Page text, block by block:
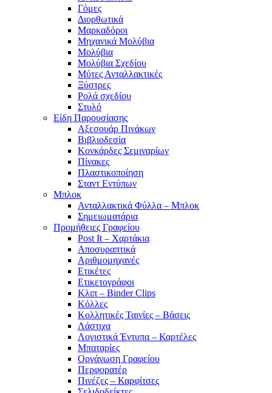
Γόμες
Διορθωτικά
Μαρκαδόροι
Μηχανικά Μολύβια
Μολύβια
Μολύβια Σχεδίου
Μύτες Ανταλλακτικές
Ξύστρες
Ρολά σχεδίου
Στυλό
Είδη Παρουσίασης
Αξεσουάρ Πινάκων
Βιβλιοδεσία
Κονκάρδες Σεμιναρίων
Πίνακες
Πλαστικοποίηση
Σταντ Εντύπων
Μπλοκ
Ανταλλακτικά Φύλλα – Μπλοκ
Σημειωματάρια
Προμήθειες Γραφείου
Post It – Χαρτάκια
Αποσυραπτικά
Αριθμομηχανές
Ετικέτες
Ετικετογράφοι
Κλιπ – Binder Clips
Κόλλες
Κολλητικές Ταινίες – Βάσεις
Λάστιχα
Λογιστικά Έντυπα – Καρτέλες
Μπαταρίες
Οργάνωση Γραφείου
Περφορατέρ
Πινέζες – Καρφίτσες